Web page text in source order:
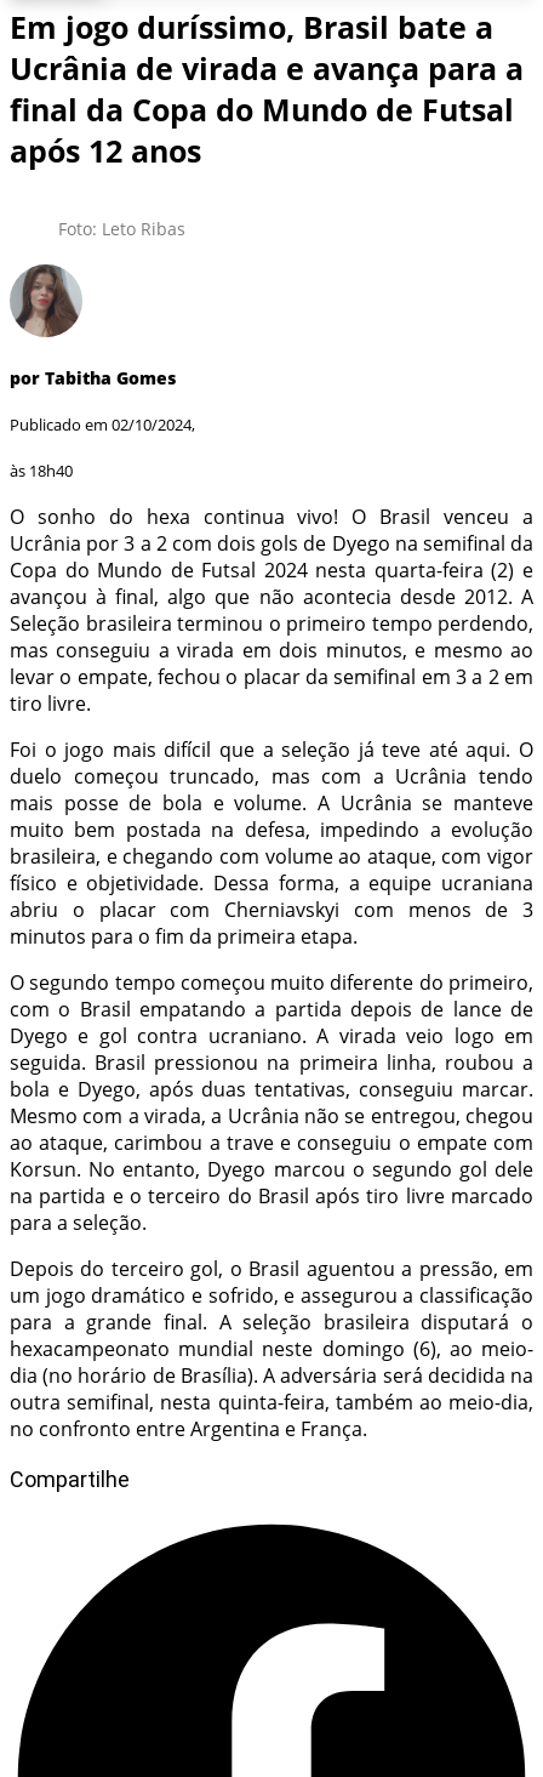
Em jogo duríssimo, Brasil bate a
Ucrânia de virada e avança para a
final da Copa do Mundo de Futsal
após 12 anos
Foto: Leto Ribas
por Tabitha Gomes
Publicado em 02/10/2024,
às 18h40
O sonho do hexa continua vivo! O Brasil venceu a
Ucrânia por 3 a 2 com dois gols de Dyego na semifinal da
Copa do Mundo de Futsal 2024 nesta quarta-feira (2) e
avançou à final, algo que não acontecia desde 2012. A
Seleção brasileira terminou o primeiro tempo perdendo,
mas conseguiu a virada em dois minutos, e mesmo ao
levar o empate, fechou o placar da semifinal em 3 a 2 em
tiro livre.
Foi o jogo mais difícil que a seleção já teve até aqui. O
duelo começou truncado, mas com a Ucrânia tendo
mais posse de bola e volume. A Ucrânia se manteve
muito bem postada na defesa, impedindo a evolução
brasileira, e chegando com volume ao ataque, com vigor
físico e objetividade. Dessa forma, a equipe ucraniana
abriu o placar com Cherniavskyi com menos de 3
minutos para o fim da primeira etapa.
O segundo tempo começou muito diferente do primeiro,
com o Brasil empatando a partida depois de lance de
Dyego e gol contra ucraniano. A virada veio logo em
seguida. Brasil pressionou na primeira linha, roubou a
bola e Dyego, após duas tentativas, conseguiu marcar.
Mesmo com a virada, a Ucrânia não se entregou, chegou
ao ataque, carimbou a trave e conseguiu o empate com
Korsun. No entanto, Dyego marcou o segundo gol dele
na partida e o terceiro do Brasil após tiro livre marcado
para a seleção.
Depois do terceiro gol, o Brasil aguentou a pressão, em
um jogo dramático e sofrido, e assegurou a classificação
para a grande final. A seleção brasileira disputará o
hexacampeonato mundial neste domingo (6), ao meio-
dia (no horário de Brasília). A adversária será decidida na
outra semifinal, nesta quinta-feira, também ao meio-dia,
no confronto entre Argentina e França.
Compartilhe